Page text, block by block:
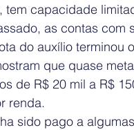
tem capacidade
as contas com
do auxílio terminou
que quase
de R$ 20 mil a R$
renda.
sido pago a